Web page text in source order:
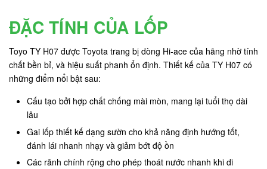
ĐẶC TÍNH CỦA LỐP
Toyo TY H07 được Toyota trang bị dòng Hi-ace của hãng nhờ tính
chất bền bỉ, và hiệu suất phanh ổn định. Thiết kế của TY H07 có
những điểm nổi bật sau:
Cấu tạo bởi hợp chất chống mài mòn, mang lại tuổi thọ dài
lâu
Gai lốp thiết kế dạng sườn cho khả năng định hướng tốt,
đánh lái nhanh nhạy và giảm bớt độ ồn
Các rãnh chính rộng cho phép thoát nước nhanh khi di